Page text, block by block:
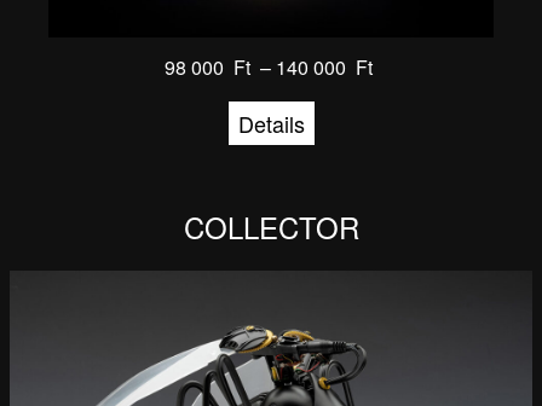
98 000 Ft – 140 000 Ft
Details
COLLECTOR